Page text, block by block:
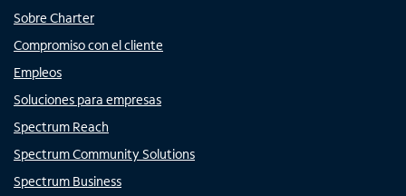
Sobre Charter
Compromiso con el cliente
Empleos
Soluciones para empresas
Spectrum Reach
Spectrum Community Solutions
Spectrum Business